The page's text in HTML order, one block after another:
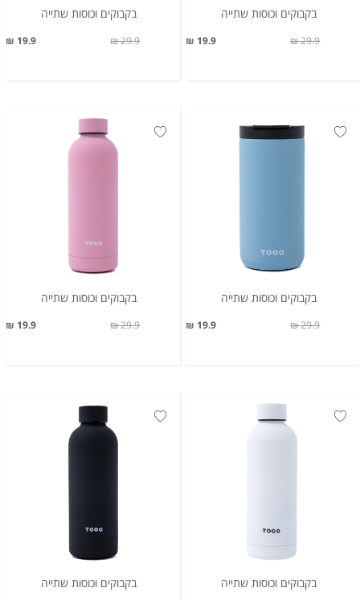
בקבוקים וכוסות שתייה
19.9 ₪ 29.9 ₪
בקבוקים וכוסות שתייה
19.9 ₪ 29.9 ₪
בקבוקים וכוסות שתייה
19.9 ₪ 29.9 ₪
בקבוקים וכוסות שתייה
19.9 ₪ 29.9 ₪
בקבוקים וכוסות שתייה בקבוקים וכוסות שתייה